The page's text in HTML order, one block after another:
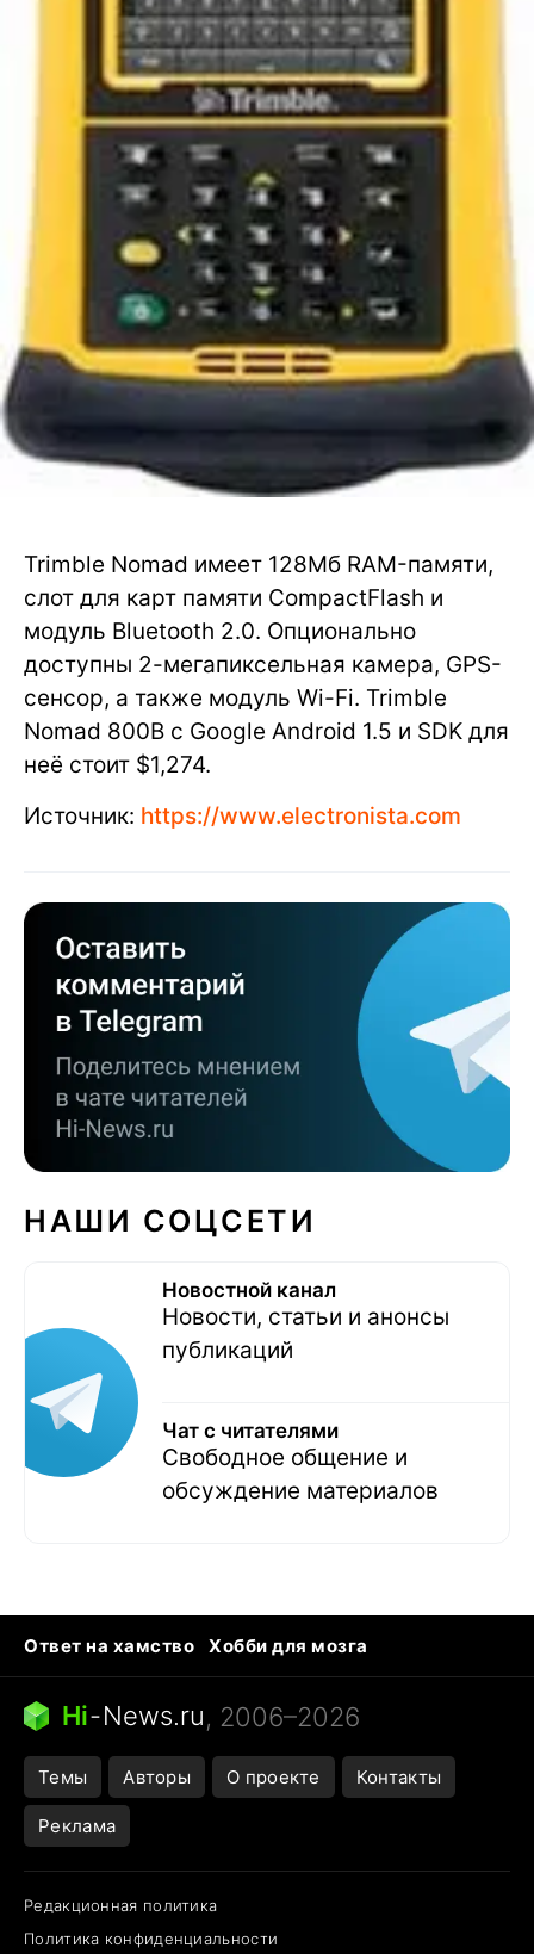
Trimble Nomad имеет 128Мб RAM-памяти,
слот для карт памяти CompactFlash и
модуль Bluetooth 2.0. Опционально
доступны 2-мегапиксельная камера, GPS-
сенсор, а также модуль Wi-Fi. Trimble
Nomad 800B с Google Android 1.5 и SDK для
неё стоит $1,274.
Источник: https://www.electronista.com
НАШИ СОЦСЕТИ
Новостной канал
Новости, статьи и анонсы
публикаций
Чат с читателями
Свободное общение и
обсуждение материалов
Ответ на хамство
Хобби для мозга
Бензин 100 vs 95
Тунцы в океанариуме
Следующая пандемия
Hi-News.ru, 2006–2026
Темы Авторы О проекте Контакты
Реклама
Редакционная политика
Политика конфиденциальности